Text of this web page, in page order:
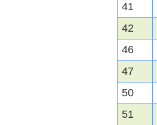
41
42
46
47
50
51